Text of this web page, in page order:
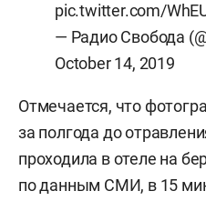
pic.twitter.com/
— Радио Свобода
October 14, 2019
Отмечается, что
за полгода до
проходила в отеле на
по данным СМИ, в 15